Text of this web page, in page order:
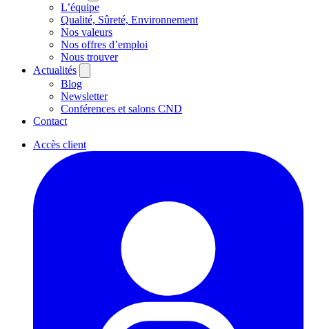
L’équipe
Qualité, Sûreté, Environnement
Nos valeurs
Nos offres d’emploi
Nous trouver
Actualités
Blog
Newsletter
Conférences et salons CND
Contact
Accès client